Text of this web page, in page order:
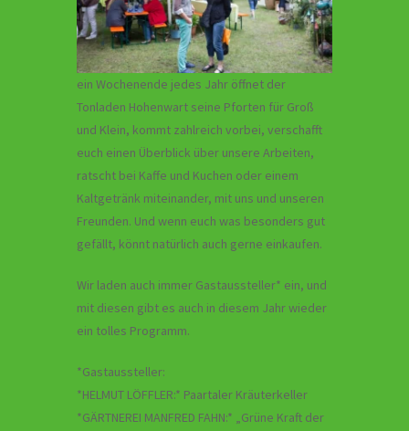
ein Wochenende jedes Jahr öffnet der
Tonladen Hohenwart seine Pforten für Groß
und Klein, kommt zahlreich vorbei, verschafft
euch einen Überblick über unsere Arbeiten,
ratscht bei Kaffe und Kuchen oder einem
Kaltgetränk miteinander, mit uns und unseren
Freunden. Und wenn euch was besonders gut
gefällt, könnt natürlich auch gerne einkaufen.
Wir laden auch immer Gastaussteller* ein, und
mit diesen gibt es auch in diesem Jahr wieder
ein tolles Programm.
*Gastaussteller:
*HELMUT LÖFFLER:* Paartaler Kräuterkeller
*GÄRTNEREI MANFRED FAHN:* „Grüne Kraft der